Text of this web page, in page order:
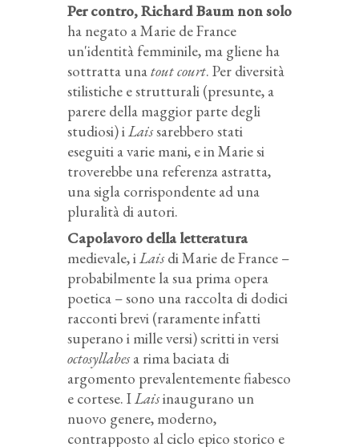
Per contro, Richard Baum non solo
ha negato a Marie de France
un'identità femminile, ma gliene ha
sottratta unatout court. Per diversità
stilistiche e strutturali (presunte, a
parere della maggior parte degli
studiosi) iLaissarebbero stati
eseguiti a varie mani, e in Marie si
troverebbe una referenza astratta,
una sigla corrispondente ad una
pluralità di autori.
Capolavoro della letteratura
medievale, iLaisdi Marie de France –
probabilmente la sua prima opera
poetica – sono una raccolta di dodici
racconti brevi (raramente infatti
superano i mille versi) scritti in versi
octosyllabesa rima baciata di
argomento prevalentemente fiabesco
e cortese. ILaisinaugurano un
nuovo genere, moderno,
contrapposto al ciclo epico storico e